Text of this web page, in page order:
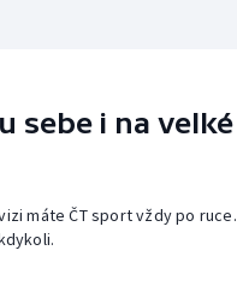
sebe i na velké
máte ČT sport vždy po ruce.